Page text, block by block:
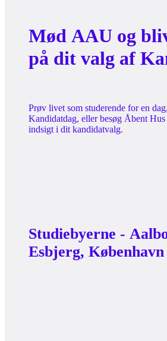
Mød AAU og
på dit valg af
Prøv livet som studerende for en
Kandidatdag, eller besøg Åbent
indsigt i dit kandidatvalg.
Studiebyerne -
Esbjerg, København